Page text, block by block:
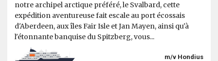
notre archipel arctique préféré, le Svalbard, cette
expédition aventureuse fait escale au port écossais
d'Aberdeen, aux îles Fair Isle et Jan Mayen, ainsi qu'à
l'étonnante banquise du Spitzberg, vous...
m/v Hondius